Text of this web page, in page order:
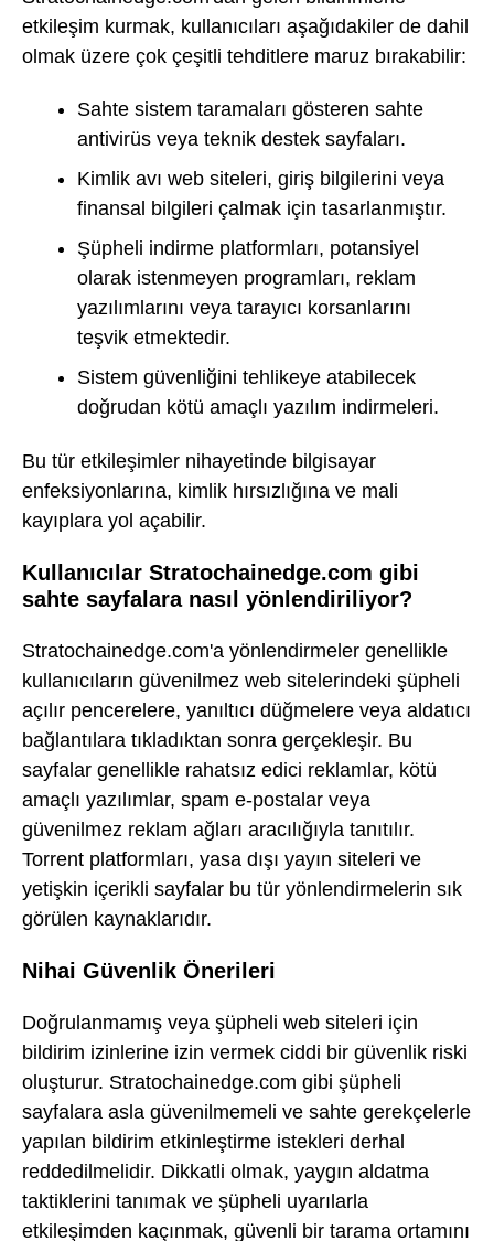
etkileşim kurmak, kullanıcıları aşağıdakiler de dahil
olmak üzere çok çeşitli tehditlere maruz bırakabilir:
Sahte sistem taramaları gösteren sahte
antivirüs veya teknik destek sayfaları.
Kimlik avı web siteleri, giriş bilgilerini veya
finansal bilgileri çalmak için tasarlanmıştır.
Şüpheli indirme platformları, potansiyel
olarak istenmeyen programları, reklam
yazılımlarını veya tarayıcı korsanlarını
teşvik etmektedir.
Sistem güvenliğini tehlikeye atabilecek
doğrudan kötü amaçlı yazılım indirmeleri.
Bu tür etkileşimler nihayetinde bilgisayar
enfeksiyonlarına, kimlik hırsızlığına ve mali
kayıplara yol açabilir.
Kullanıcılar Stratochainedge.com gibi
sahte sayfalara nasıl yönlendiriliyor?
Stratochainedge.com'a yönlendirmeler genellikle
kullanıcıların güvenilmez web sitelerindeki şüpheli
açılır pencerelere, yanıltıcı düğmelere veya aldatıcı
bağlantılara tıkladıktan sonra gerçekleşir. Bu
sayfalar genellikle rahatsız edici reklamlar, kötü
amaçlı yazılımlar, spam e-postalar veya
güvenilmez reklam ağları aracılığıyla tanıtılır.
Torrent platformları, yasa dışı yayın siteleri ve
yetişkin içerikli sayfalar bu tür yönlendirmelerin sık
görülen kaynaklarıdır.
Nihai Güvenlik Önerileri
Doğrulanmamış veya şüpheli web siteleri için
bildirim izinlerine izin vermek ciddi bir güvenlik riski
oluşturur. Stratochainedge.com gibi şüpheli
sayfalara asla güvenilmemeli ve sahte gerekçelerle
yapılan bildirim etkinleştirme istekleri derhal
reddedilmelidir. Dikkatli olmak, yaygın aldatma
taktiklerini tanımak ve şüpheli uyarılarla
etkileşimden kaçınmak, güvenli bir tarama ortamını